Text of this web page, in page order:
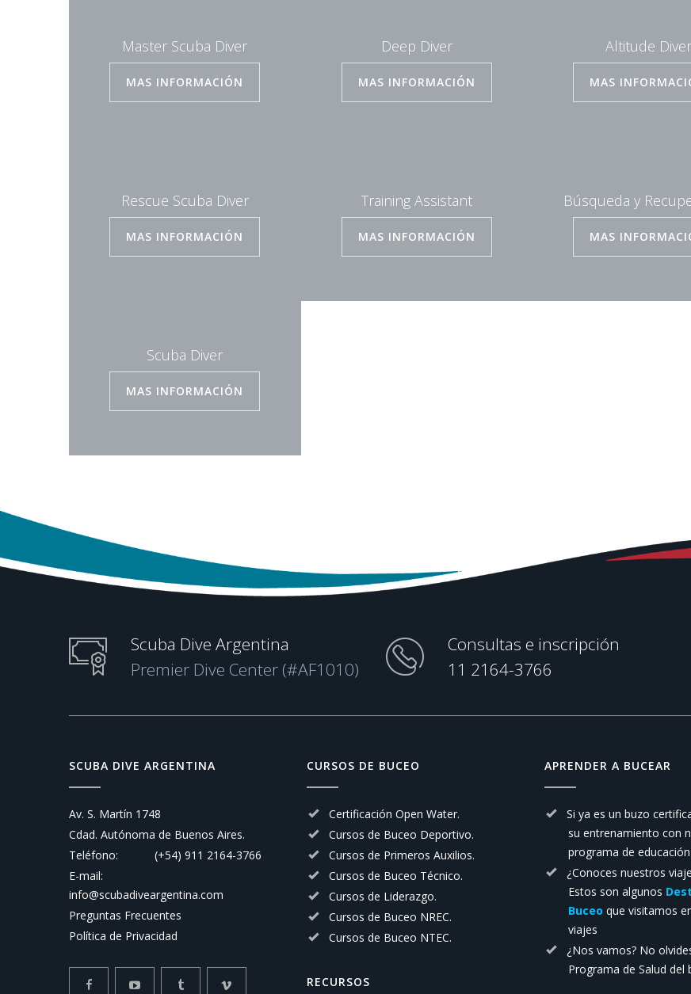
Master Scuba Diver
MAS INFORMACIÓN
Deep Diver
MAS INFORMACIÓN
Altitude Diver
MAS
Rescue Scuba Diver
MAS INFORMACIÓN
Training Assistant
MAS INFORMACIÓN
Búsqueda y
MAS
Scuba Diver
MAS INFORMACIÓN
Scuba Dive Argentina
Premier Dive Center (#AF1010)
Consultas e inscripción
11 2164-3766
SCUBA DIVE ARGENTINA
Av. S. Martín 1748
Cdad. Autónoma de Buenos Aires.
Teléfono:
(+54) 911 2164-3766
E-mail:
info@scubadiveargentina.com
Preguntas Frecuentes
Política de Privacidad
CURSOS DE BUCEO
Certificación Open Water.
Cursos de Buceo Deportivo.
Cursos de Primeros Auxilios.
Cursos de Buceo Técnico.
Cursos de Liderazgo.
Cursos de Buceo NREC.
Cursos de Buceo NTEC.
RECURSOS
APRENDER A BUCEAR
Si ya es un buzo
su entrenamiento con
programa de
¿Conoces nuestros
Estos son algunos
Buceo que visitamos
viajes
¿Nos vamos? No
Programa de Salud del